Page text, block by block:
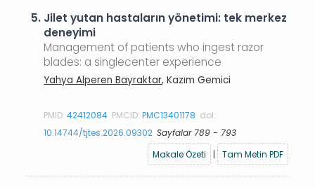
5. Jilet yutan hastaların yönetimi: tek merkez
deneyimi
Management of patients who ingest razor
blades: a singlecenter experience
Yahya Alperen Bayraktar, Kazım Gemici
PMID:42412084 PMCID:PMC13401178 doi:
10.14744/tjtes.2026.09302 Sayfalar 789 - 793
Makale Özeti
| Tam Metin PDF